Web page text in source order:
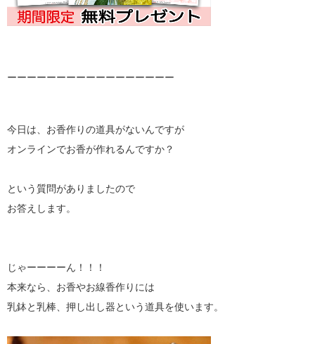
ーーーーーーーーーーーーーーーーー
今日は、お香作りの道具がないんですが
オンラインでお香が作れるんですか？
という質問がありましたので
お答えします。
じゃーーーーん！！！
本来なら、お香やお線香作りには
乳鉢と乳棒、押し出し器という道具を使います。